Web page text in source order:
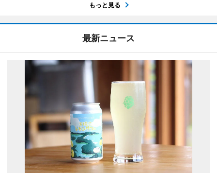
もっと見る
最新ニュース